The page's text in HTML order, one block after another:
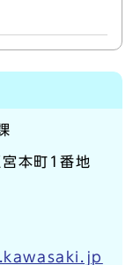
本町1番地